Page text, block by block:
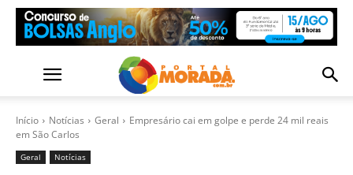
Início Notícias Geral
Empresário cai em golpe e perde 24 mil reais
em São Carlos
Geral Notícias